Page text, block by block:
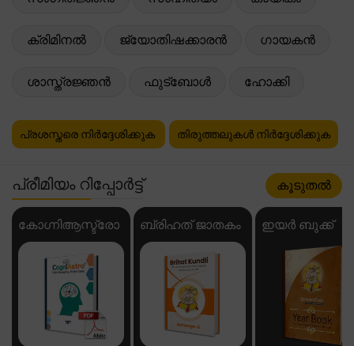
ക്രിമിനൽ ജ്യോതിഷക്കാരൻ ഗായകൻ
ശാസ്ത്രജ്ഞൻ ഫുട്ബോൾ ഹോക്കി
പ്രശസ്തരെ നിർദ്ദേശിക്കുക തിരുത്തലുകൾ നിർദ്ദേശിക്കുക
പ്രീമിയം റിപ്പോർട്ട് കൂടുതൽ
കോഗ്നിആസ്ട്രോ ബ്രിഹത് ജാതകം ഇയർ ബുക്ക്